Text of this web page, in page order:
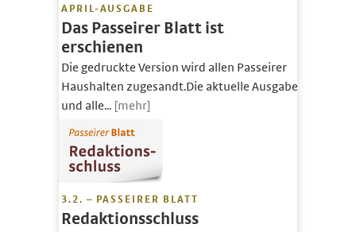
APRIL-AUSGABE
Das Passeirer Blatt ist
erschienen
Die gedruckte Version wird allen Passeirer
Haushalten zugesandt.Die aktuelle Ausgabe
und alle... [mehr]
3.2. – PASSEIRER BLATT
Redaktionsschluss